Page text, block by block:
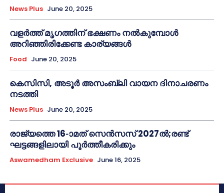
News Plus June 20, 2025
വളർത്ത് മൃഗത്തിന് ഭക്ഷണം നൽകുമ്പോൾ
അറിഞ്ഞിരിക്കേണ്ട കാര്യങ്ങൾ
Food June 20, 2025
കെസിസി, അടൂർ അസംബ്ലി വായന ദിനാചരണം
നടത്തി
News Plus June 20, 2025
രാജ്യത്തെ 16-ാമത് സെൻസസ് 2027ൽ;രണ്ട്
ഘട്ടങ്ങളിലായി പൂർത്തീകരിക്കും
Aswamedham Exclusive June 16, 2025